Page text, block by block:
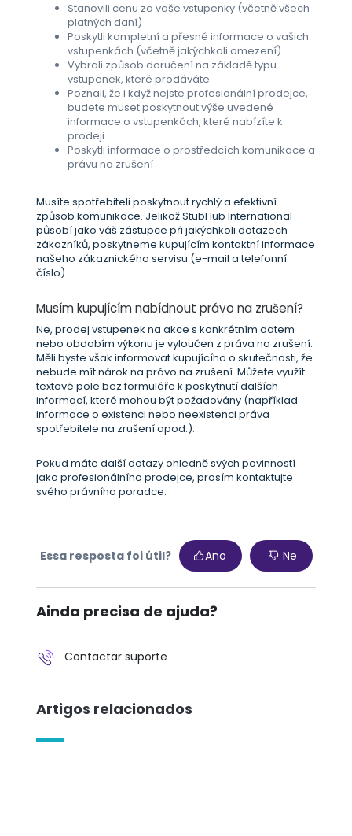
Stanovili cenu za vaše vstupenky (včetně všech
platných daní)
Poskytli kompletní a přesné informace o vašich
vstupenkách (včetně jakýchkoli omezení)
Vybrali způsob doručení na základě typu
vstupenek, které prodáváte
Poznali, že i když nejste profesionální prodejce,
budete muset poskytnout výše uvedené
informace o vstupenkách, které nabízíte k
prodeji.
Poskytli informace o prostředcích komunikace a
právu na zrušení
Musíte spotřebiteli poskytnout rychlý a efektivní
způsob komunikace. Jelikož StubHub International
působí jako váš zástupce při jakýchkoli dotazech
zákazníků, poskytneme kupujícím kontaktní informace
našeho zákaznického servisu (e-mail a telefonní
číslo).
Musím kupujícím nabídnout právo na zrušení?
Ne, prodej vstupenek na akce s konkrétním datem
nebo obdobím výkonu je vyloučen z práva na zrušení.
Měli byste však informovat kupujícího o skutečnosti, že
nebude mít nárok na právo na zrušení. Můžete využít
textové pole bez formuláře k poskytnutí dalších
informací, které mohou být požadovány (například
informace o existenci nebo neexistenci práva
spotřebitele na zrušení apod.).
Pokud máte další dotazy ohledně svých povinností
jako profesionálního prodejce, prosím kontaktujte
svého právního poradce.
Essa resposta foi útil? Ano Ne
Ainda precisa de ajuda?
Contactar suporte
Artigos relacionados